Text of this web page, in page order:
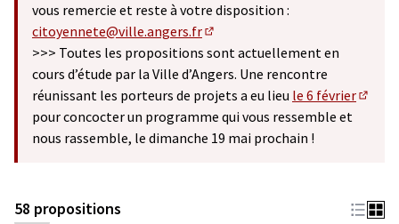
vous remercie et reste à votre disposition :
citoyennete@ville.angers.fr
(S'ouvre dans un nouvel onglet)
>>> Toutes les propositions sont actuellement en
cours d’étude par la Ville d’Angers. Une rencontre
réunissant les porteurs de projets a eu lieu le 6 février
pour concocter un programme qui vous ressemble et
nous rassemble, le dimanche 19 mai prochain !
58 propositions